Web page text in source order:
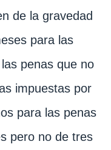
de la gravedad
para las
penas que no
impuestas por
para las penas
pero no de tres